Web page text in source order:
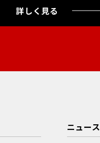
詳しく見る
ニュース